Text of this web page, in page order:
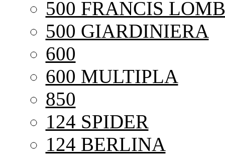
500 FRANCIS
500 GIARDINIERA
600
600 MULTIPLA
850
124 SPIDER
124 BERLINA